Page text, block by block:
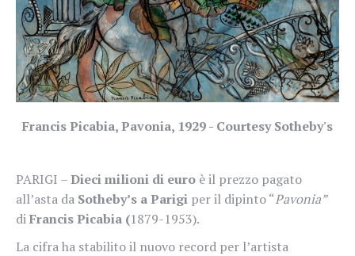
Francis Picabia, Pavonia, 1929 - Courtesy Sotheby's
PARIGI –Dieci milioni di euro è il prezzo pagato
all’asta da Sotheby’s a Parigi per il dipinto “Pavonia”
diFrancis Picabia (1879-1953).
La cifra ha stabilito il nuovo record per l’artista